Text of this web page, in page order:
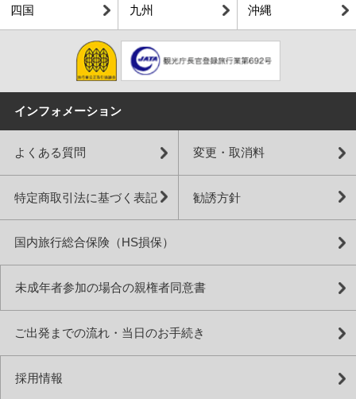
四国 九州 沖縄
インフォメーション
よくある質問 変更・取消料
特定商取引法に基づく表記 勧誘方針
国内旅行総合保険（HS損保）
未成年者参加の場合の親権者同意書
ご出発までの流れ・当日のお手続き
採用情報